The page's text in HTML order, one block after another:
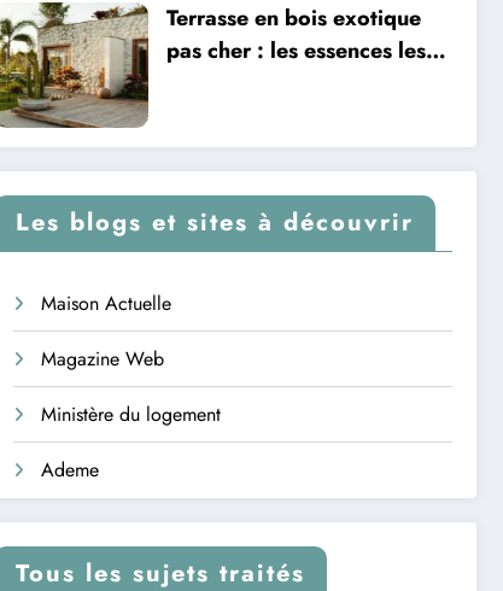
Terrasse en bois exotique
pas cher : les essences les
Les blogs et sites à découvrir
Maison Actuelle
Magazine Web
Ministère du logement
Ademe
Tous les sujets traités